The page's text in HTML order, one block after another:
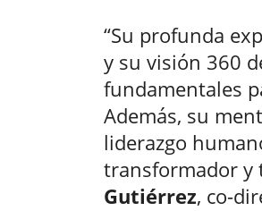
“Su profunda
y su visión 360
fundamentales
Además, su
liderazgo
transformador y
Gutiérrez, co-